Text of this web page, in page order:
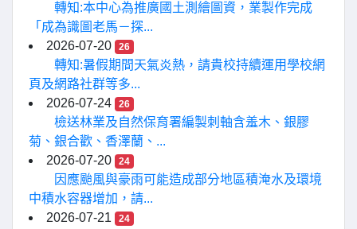
轉知:本中心為推廣國土測繪圖資，業製作完成
「成為識圖老馬－探...
2026-07-20
26
轉知:暑假期間天氣炎熱，請貴校持續運用學校網
頁及網路社群等多...
2026-07-24
26
檢送林業及自然保育署編製刺軸含羞木、銀膠
菊、銀合歡、香澤蘭、...
2026-07-20
24
因應颱風與豪雨可能造成部分地區積淹水及環境
中積水容器增加，請...
2026-07-21
24